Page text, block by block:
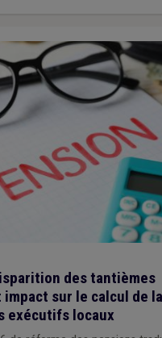
des tantièmes
sur le calcul de
exécutifs locaux